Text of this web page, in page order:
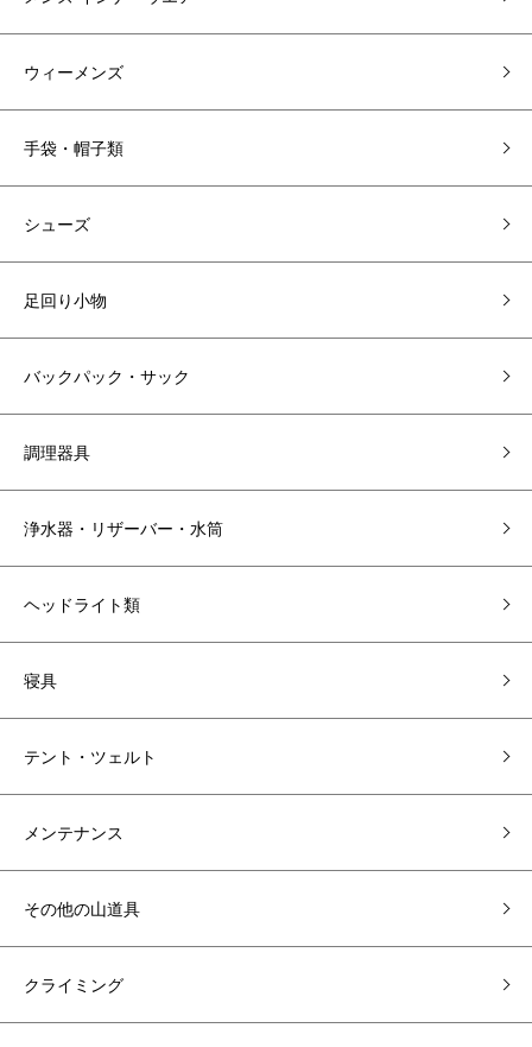
ウィーメンズ
手袋・帽子類
シューズ
足回り小物
バックパック・サック
調理器具
浄水器・リザーバー・水筒
ヘッドライト類
寝具
テント・ツェルト
メンテナンス
その他の山道具
クライミング